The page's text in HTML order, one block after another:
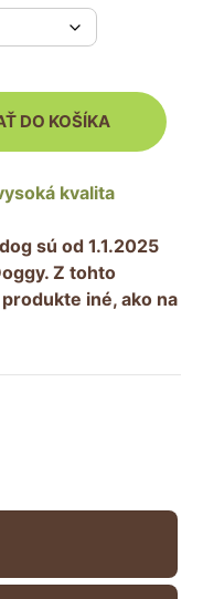
DO KOŠÍKA
kvalita
sú od 1.1.2025
Z tohto
iné, ako na